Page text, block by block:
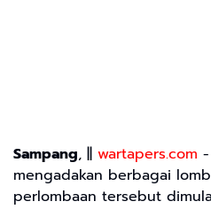
Sampang, || wartapers.com
mengadakan berbagai
perlombaan tersebut